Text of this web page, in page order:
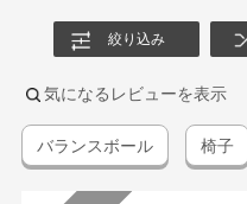
絞り込み
気になるレビューを表示
バランスボール 椅子